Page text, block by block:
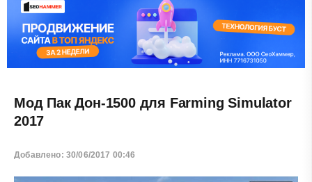
Мод Пак Дон-1500 для Farming Simulator
2017
Добавлено: 30/06/2017 00:46